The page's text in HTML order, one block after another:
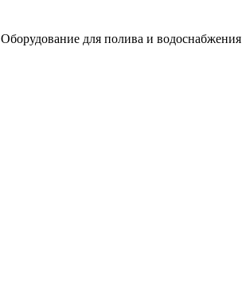
Оборудование для полива и водоснабжения